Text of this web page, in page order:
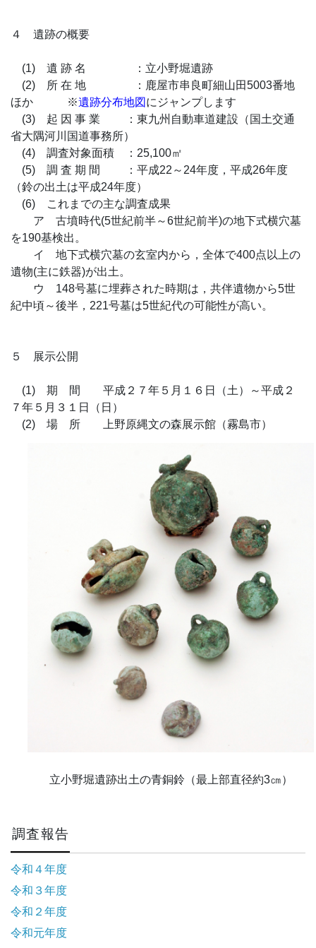
調査報告
令和４年度
令和３年度
令和２年度
令和元年度
４ 遺跡の概要
(1) 遺 跡 名 ：立小野堀遺跡
(2) 所 在 地 ：鹿屋市串良町細山田5003番地
ほか ※遺跡分布地図 にジャンプします
(3) 起 因 事 業 ：東九州自動車道建設（国土交通
省大隅河川国道事務所）
(4) 調査対象面積 ：25,100㎡
(5) 調 査 期 間 ：平成22～24年度，平成26年度
（鈴の出土は平成24年度）
(6) これまでの主な調査成果
ア 古墳時代(5世紀前半～6世紀前半)の地下式横穴墓
を190基検出。
イ 地下式横穴墓の玄室内から，全体で400点以上の
遺物(主に鉄器)が出土。
ウ 148号墓に埋葬された時期は，共伴遺物から5世
紀中頃～後半，221号墓は5世紀代の可能性が高い。
５ 展示公開
(1) 期 間 平成２７年５月１６日（土）～平成２
７年５月３１日（日）
(2) 場 所 上野原縄文の森展示館（霧島市）
立小野堀遺跡出土の青銅鈴（最上部直径約3㎝）